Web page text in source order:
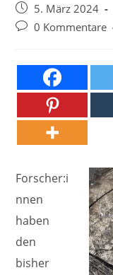
Beitrag
veröffentlicht:
5. März 2024
Beitrags-
0 Kommentare
Forscher:i
nnen
haben
den
bisher